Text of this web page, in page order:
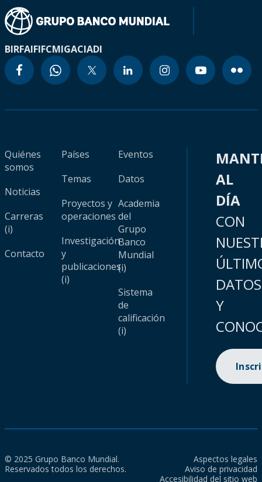
BIRFAIFIFCMIGACIADI
Quiénes
somos
Noticias
Carreras
(i)
Contacto
Países
Temas
Proyectos y
operaciones
Investigación
y
publicaciones
(i)
Eventos
Datos
Academia
del
Grupo
Banco
Mundial
(i)
Sistema
de
calificación
(i)
AL
DÍA
CON
DATOS
Y
© 2025 Grupo Banco Mundial.
Reservados todos los derechos.
Aspectos legales
Aviso de privacidad
Accesibilidad del sitio web